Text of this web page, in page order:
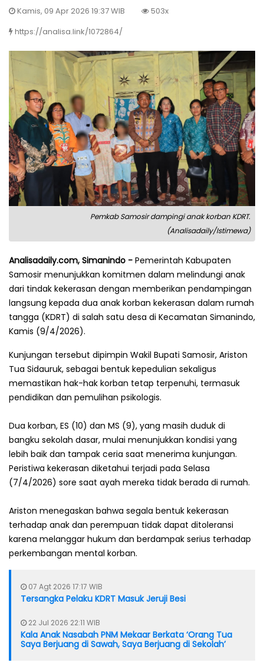
Kamis, 09 Apr 2026 19:37 WIB
503x
https://analisa.link/1072864/
Pemkab Samosir dampingi anak korban KDRT.
(Analisadaily/Istimewa)
Analisadaily.com, Simanindo - Pemerintah Kabupaten
Samosir menunjukkan komitmen dalam melindungi anak
dari tindak kekerasan dengan memberikan pendampingan
langsung kepada dua anak korban kekerasan dalam rumah
tangga (KDRT) di salah satu desa di Kecamatan Simanindo,
Kamis (9/4/2026).
Kunjungan tersebut dipimpin Wakil Bupati Samosir, Ariston
Tua Sidauruk, sebagai bentuk kepedulian sekaligus
memastikan hak-hak korban tetap terpenuhi, termasuk
pendidikan dan pemulihan psikologis.
Dua korban, ES (10) dan MS (9), yang masih duduk di
bangku sekolah dasar, mulai menunjukkan kondisi yang
lebih baik dan tampak ceria saat menerima kunjungan.
Peristiwa kekerasan diketahui terjadi pada Selasa
(7/4/2026) sore saat ayah mereka tidak berada di rumah.
Ariston menegaskan bahwa segala bentuk kekerasan
terhadap anak dan perempuan tidak dapat ditoleransi
karena melanggar hukum dan berdampak serius terhadap
perkembangan mental korban.
07 Agt 2026 17:17 WIB
Tersangka Pelaku KDRT Masuk Jeruji Besi
22 Jul 2026 22:11 WIB
Kala Anak Nasabah PNM Mekaar Berkata ‘Orang Tua
Saya Berjuang di Sawah, Saya Berjuang di Sekolah’